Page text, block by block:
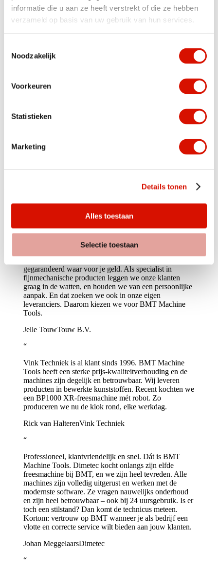
informatie die u aan ze heeft verstrekt of die ze hebben
verzameld op basis van uw gebruik van hun services.
Noodzakelijk
Voorkeuren
Statistieken
Marketing
Details tonen
Alles toestaan
Selectie toestaan
gegarandeerd waar voor je geld. Als specialist in
fijnmechanische producten leggen we onze klanten
graag in de watten, en houden we van een persoonlijke
aanpak. En dat zoeken we ook in onze eigen
leveranciers. Daarom kiezen we voor BMT Machine
Tools.
Jelle TouwTouw B.V.
“
Vink Techniek is al klant sinds 1996. BMT Machine
Tools heeft een sterke prijs-kwaliteitverhouding en de
machines zijn degelijk en betrouwbaar. Wij leveren
producten in bewerkte kunststoffen. Recent kochten we
een BP1000 XR-freesmachine mét robot. Zo
produceren we nu de klok rond, elke werkdag.
Rick van HalterenVink Techniek
“
Professioneel, klantvriendelijk en snel. Dát is BMT
Machine Tools. Dimetec kocht onlangs zijn elfde
freesmachine bij BMT, en we zijn heel tevreden. Alle
machines zijn volledig uitgerust en werken met de
modernste software. Ze vragen nauwelijks onderhoud
en zijn heel betrouwbaar – ook bij 24 uursgebruik. Is er
toch een stilstand? Dan komt de technicus meteen.
Kortom: vertrouw op BMT wanneer je als bedrijf een
vlotte en correcte service wilt bieden aan jouw klanten.
Johan MeggelaarsDimetec
“